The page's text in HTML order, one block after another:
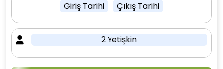
Giriş Tarihi Çıkış Tarihi
2 Yetişkin